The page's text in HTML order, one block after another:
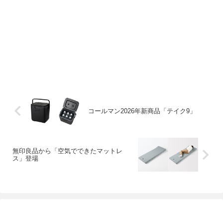
コールマン2026年新商品「テイク9」
無印良品から「空気でできたマットレ
ス」登場